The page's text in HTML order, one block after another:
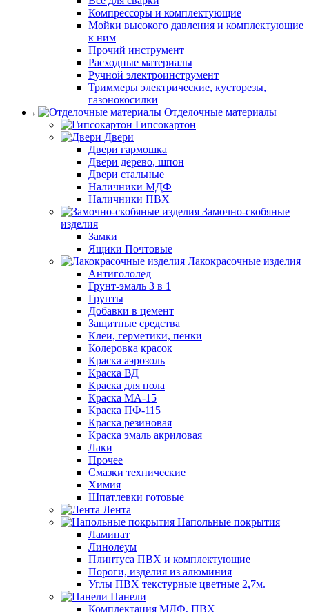
Компрессоры и комплектующие
Мойки высокого давления и комплектующие
к ним
Прочий инструмент
Расходные материалы
Ручной электроинструмент
Триммеры электрические, кусторезы,
газонокосилки
Отделочные материалы
Гипсокартон
Двери
Двери гармошка
Двери дерево, шпон
Двери стальные
Наличники МДФ
Наличники ПВХ
Замочно-скобяные
изделия
Замки
Ящики Почтовые
Лакокрасочные изделия
Антигололед
Грунт-эмаль 3 в 1
Грунты
Добавки в цемент
Защитные средства
Клеи, герметики, пенки
Колеровка красок
Краска аэрозоль
Краска ВД
Краска для пола
Краска МА-15
Краска ПФ-115
Краска резиновая
Краска эмаль акриловая
Лаки
Прочее
Смазки технические
Химия
Шпатлевки готовые
Лента
Напольные покрытия
Ламинат
Линолеум
Плинтуса ПВХ и комплектующие
Пороги, изделия из алюминия
Углы ПВХ текстурные цветные 2,7м.
Панели
Комплектация МДФ, ПВХ